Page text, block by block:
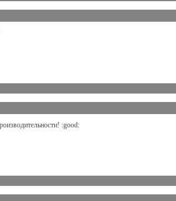
:good: